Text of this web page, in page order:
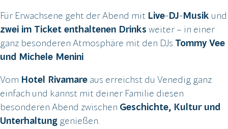
Für Erwachsene geht der Abend mit Live-DJ-Musik und
zwei im Ticket enthaltenen Drinksweiter – in einer
ganz besonderen Atmosphäre mit den DJs Tommy Vee
und Michele Menini
Vom Hotel Rivamareaus erreichst du Venedig ganz
einfach und kannst mit deiner Familie diesen
besonderen Abend zwischen Geschichte, Kultur und
Unterhaltung genießen.